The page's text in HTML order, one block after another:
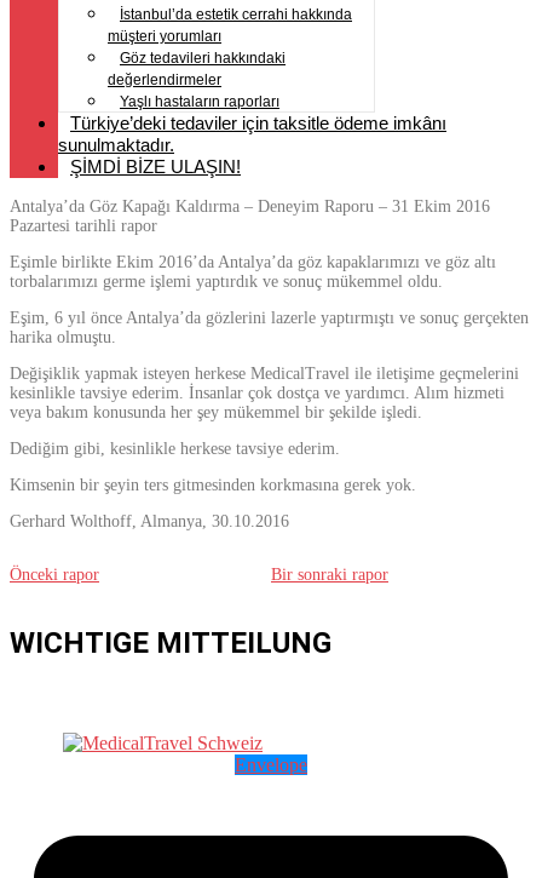
İstanbul’da estetik cerrahi hakkında
müşteri yorumları
Göz tedavileri hakkındaki
değerlendirmeler
Yaşlı hastaların raporları
Türkiye’deki tedaviler için taksitle ödeme imkânı
sunulmaktadır.
ŞİMDİ BİZE ULAŞIN!
Antalya’da Göz Kapağı Kaldırma – Deneyim Raporu – 31 Ekim 2016
Pazartesi tarihli rapor
Eşimle birlikte Ekim 2016’da Antalya’da göz kapaklarımızı ve göz altı
torbalarımızı germe işlemi yaptırdık ve sonuç mükemmel oldu.
Eşim, 6 yıl önce Antalya’da gözlerini lazerle yaptırmıştı ve sonuç gerçekten
harika olmuştu.
Değişiklik yapmak isteyen herkese MedicalTravel ile iletişime geçmelerini
kesinlikle tavsiye ederim. İnsanlar çok dostça ve yardımcı. Alım hizmeti
veya bakım konusunda her şey mükemmel bir şekilde işledi.
Dediğim gibi, kesinlikle herkese tavsiye ederim.
Kimsenin bir şeyin ters gitmesinden korkmasına gerek yok.
Gerhard Wolthoff, Almanya, 30.10.2016
Önceki rapor Bir sonraki rapor
WICHTIGE MITTEILUNG
Envelope